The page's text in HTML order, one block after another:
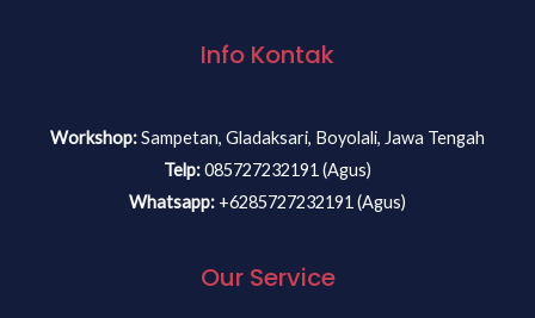
Info Kontak
Workshop:Sampetan, Gladaksari, Boyolali, Jawa Tengah
Telp:085727232191 (Agus)
Whatsapp: +6285727232191 (Agus)
Our Service